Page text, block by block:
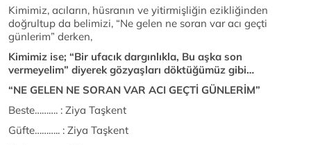
Kimimiz, acıların, hüsranın ve yitirmişliğin ezikliğinden
doğrultup da belimizi, “Ne gelen ne soran var acı geçti
günlerim” derken,
Kimimiz ise; “Bir ufacık dargınlıkla, Bu aşka son
vermeyelim” diyerek gözyaşları döktüğümüz gibi…
“NE GELEN NE SORAN VAR ACI GEÇTİ GÜNLERİM”
Beste………. : Ziya Taşkent
Güfte……….. : Ziya Taşkent